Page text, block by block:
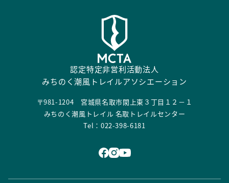
認定特定非営利活動法人
みちのく潮風トレイルアソシエーション
〒981-1204 宮城県名取市閖上東３丁目１２－１
みちのく潮風トレイル 名取トレイルセンター
Tel：022-398-6181